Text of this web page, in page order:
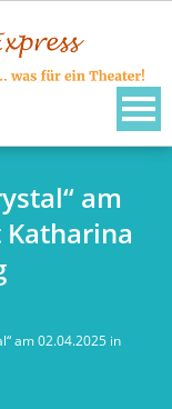
am
am 02.04.2025 in